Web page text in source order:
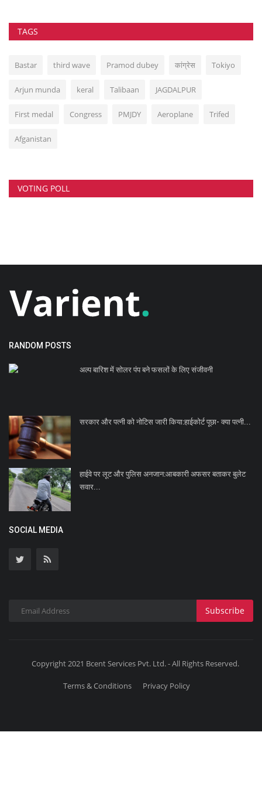
TAGS
Bastar third wave Pramod dubey कांग्रेस Tokiyo
Arjun munda keral Talibaan JAGDALPUR
First medal Congress PMJDY Aeroplane Trifed
Afganistan
VOTING POLL
RANDOM POSTS
अल्प बारिश में सोलर पंप बने फसलों के लिए संजीवनी
सरकार और पत्नी को नोटिस जारी किया:हाईकोर्ट पूछा- क्या पत्नी...
हाईवे पर लूट और पुलिस अनजान:आबकारी अफसर बताकर बुलेट
सवार...
SOCIAL MEDIA
Subscribe
Copyright 2021 Bcent Services Pvt. Ltd. - All Rights Reserved.
Terms & Conditions Privacy Policy